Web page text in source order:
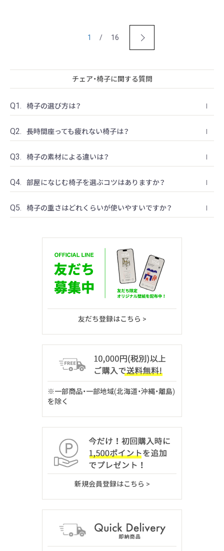
1 / 16
チェア・椅子に関する質問
椅子の選び方は？
長時間座っても疲れない椅子は？
椅子の素材による違いは？
部屋になじむ椅子を選ぶコツはありますか？
椅子の重さはどれくらいが使いやすいですか？
友だち登録はこちら >
※一部商品・一部地域(北海道・沖縄・離島)
を除く
新規会員登録はこちら >